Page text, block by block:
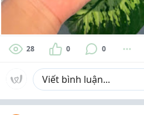
28 0 0